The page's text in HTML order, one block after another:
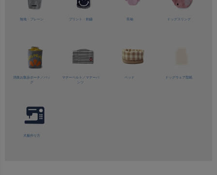
無地・プレーン プリント・刺繍 長袖 ドッグスリング
消臭お散歩ポーチ／バッ
グ
マナーベルト／ マナーパ
ンツ
ベッド ドッグウェア型紙
犬服作り方